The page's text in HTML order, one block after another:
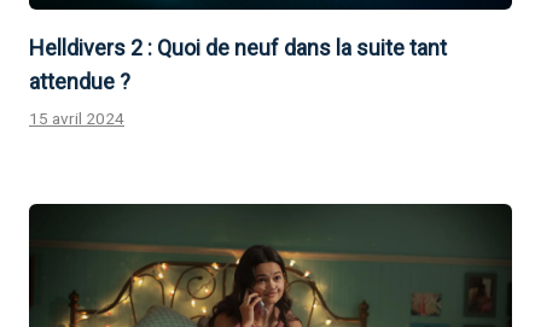
Helldivers 2 : Quoi de neuf dans la suite tant
attendue ?
15 avril 2024